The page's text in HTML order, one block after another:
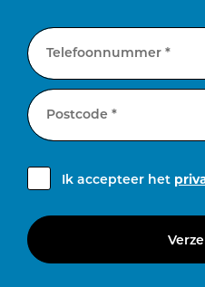
Telefoonnummer *
Postcode *
Ik accepteer het